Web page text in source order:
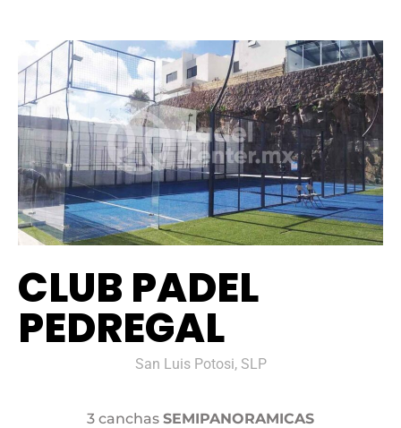
CLUB PADEL
PEDREGAL
San Luis Potosi, SLP
3 canchas SEMIPANORAMICAS